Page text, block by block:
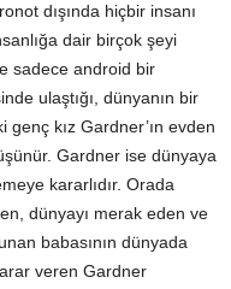
dışında hiçbir insanı
dair birçok şeyi
sadece android bir
ulaştığı, dünyanın bir
genç kız Gardner’ın evden
Gardner ise dünyaya
kararlıdır. Orada
dünyayı merak eden ve
babasının dünyada
veren Gardner